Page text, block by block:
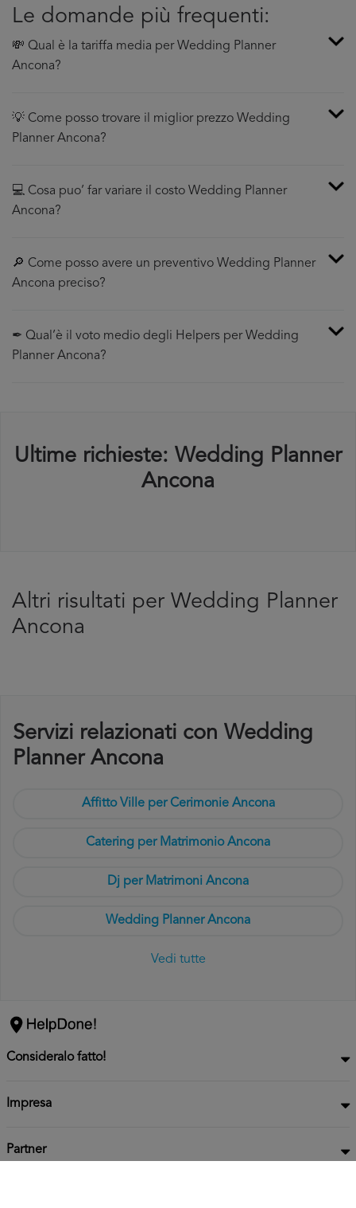
Le domande più frequenti:
💸 Qual è la tariffa media per Wedding Planner
Ancona?
💡 Come posso trovare il miglior prezzo Wedding
Planner Ancona?
💻 Cosa puo’ far variare il costo Wedding Planner
Ancona?
🔎 Come posso avere un preventivo Wedding Planner
Ancona preciso?
✒ Qual’è il voto medio degli Helpers per Wedding
Planner Ancona?
Ultime richieste: Wedding Planner
Ancona
Altri risultati per Wedding Planner
Ancona
Servizi relazionati con Wedding
Planner Ancona
Affitto Ville per Cerimonie Ancona
Catering per Matrimonio Ancona
Dj per Matrimoni Ancona
Wedding Planner Ancona
Vedi tutte
Consideralo fatto!
Impresa
Partner